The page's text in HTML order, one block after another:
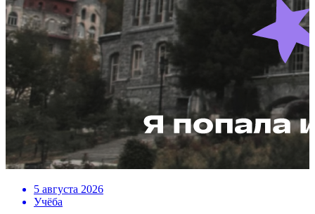
5 августа 2026
Учёба